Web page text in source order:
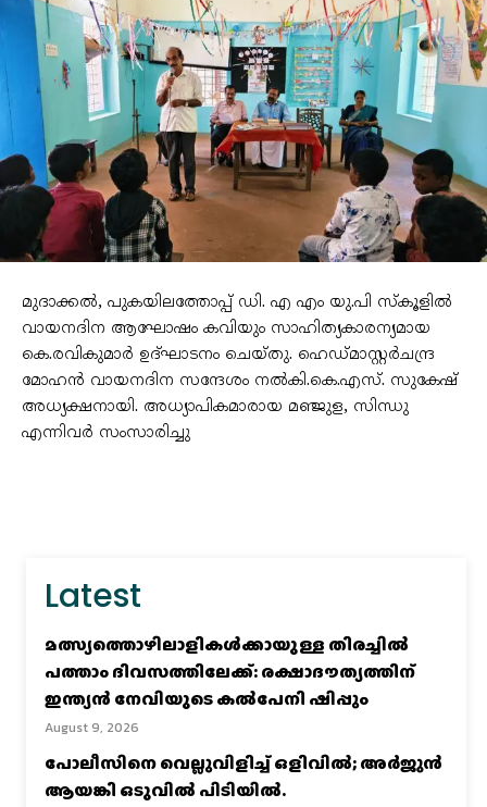
മുദാക്കൽ, പുകയിലത്തോപ്പ് ഡി. എ എം യു.പി സ്കൂളിൽ
വായനദിന ആഘോഷം കവിയും സാഹിത്യകാരന്യമായ
കെ.രവികുമാർ ഉദ്ഘാടനം ചെയ്തു. ഹെഡ്മാസ്റ്റർചന്ദ്ര
മോഹൻ വായനദിന സന്ദേശം നൽകി.കെ.എസ്. സുകേഷ്
അധ്യക്ഷനായി. അധ്യാപികമാരായ മഞ്ജുള, സിന്ധു
എന്നിവർ സംസാരിച്ചു
Latest
മത്സ്യത്തൊഴിലാളികള്‍ക്കായുള്ള തിരച്ചില്‍
പത്താം ദിവസത്തിലേക്ക്: രക്ഷാദൗത്യത്തിന്
ഇന്ത്യൻ നേവിയുടെ കല്‍പേനി ഷിപ്പും
August 9, 2026
പോലീസിനെ വെല്ലുവിളിച്ച്‌ ഒളിവില്‍; അര്‍ജുന്‍
ആയങ്കി ഒടുവില്‍ പിടിയില്‍.